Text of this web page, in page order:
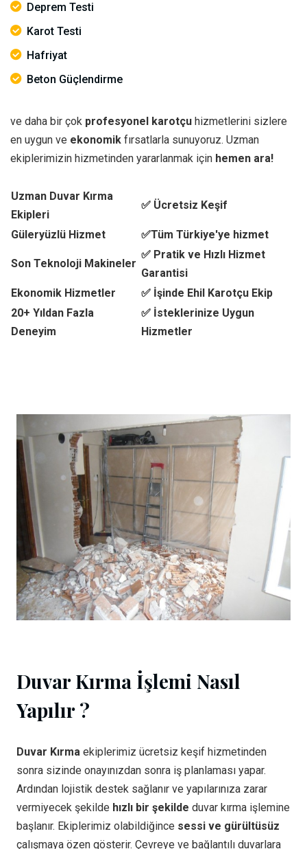
Deprem Testi
Karot Testi
Hafriyat
Beton Güçlendirme
ve daha bir çok profesyonel karotçu hizmetlerini sizlere
en uygun ve ekonomik fırsatlarla sunuyoruz. Uzman
ekiplerimizin hizmetinden yararlanmak için hemen ara!
Uzman Duvar Kırma
Ekipleri
✅ Ücretsiz Keşif
Güleryüzlü Hizmet ✅Tüm Türkiye'ye hizmet
Son Teknoloji Makineler
✅ Pratik ve Hızlı Hizmet
Garantisi
Ekonomik Hizmetler
✅ İşinde Ehil Karotçu Ekip
20+ Yıldan Fazla
Deneyim
✅ İsteklerinize Uygun
Hizmetler
Duvar Kırma İşlemi Nasıl
Yapılır ?
Duvar Kırma ekiplerimiz ücretsiz keşif hizmetinden
sonra sizinde onayınızdan sonra iş planlaması yapar.
Ardından lojistik destek sağlanır ve yapılarınıza zarar
vermiyecek şekilde hızlı bir şekilde duvar kırma işlemine
başlanır. Ekiplerimiz olabildiğince sessi ve gürültüsüz
çalışmaya özen gösterir. Çevreye ve bağlantılı duvarlara